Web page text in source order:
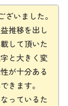
いました。
推移を出し
して頂いた
と大きく変
が十分ある
きます。
っているた